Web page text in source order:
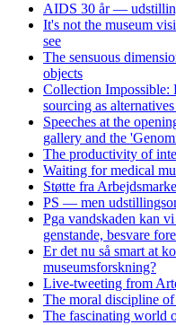
AIDS 30 år —
It's not the museum
see
The sensuous
objects
Collection Impossible:
sourcing as
Speeches at the
gallery and the
The productivity of
Waiting for medical
Støtte fra
PS — men
Pga vandskaden kan
genstande, besvare
Er det nu så smart at
museumsforskning?
Live-tweeting from
The moral discipline
The fascinating world